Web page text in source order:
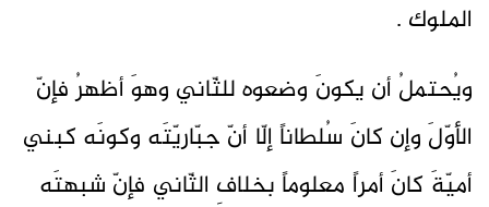
الملوك .
ويُحتملُ أن يكونَ وضعوه للثّاني وهوَ أظهرُ فإنّ
الأوّلَ وإن كانَ سُلطاناً إلّا أنّ جبّاريّتَه وكونَه كبني
أميّةَ كانَ أمراً معلوماً بخلافِ الثّاني فإنّ شبهتَه